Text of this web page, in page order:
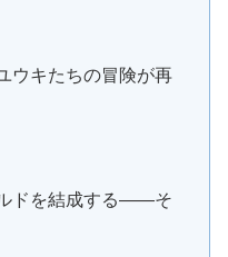
ウキたちの冒険が再
ドを結成する――そ